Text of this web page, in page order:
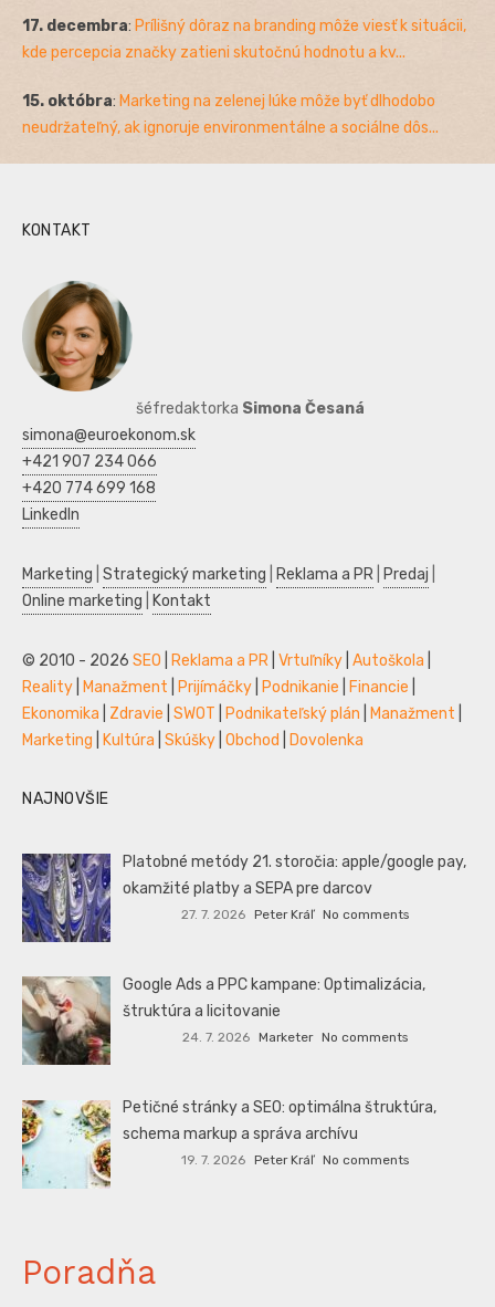
17. decembra: Prílišný dôraz na branding môže viesť k situácii,
kde percepcia značky zatieni skutočnú hodnotu a kv...
15. októbra: Marketing na zelenej lúke môže byť dlhodobo
neudržateľný, ak ignoruje environmentálne a sociálne dôs...
KONTAKT
šéfredaktorka Simona Česaná
simona@euroekonom.sk
+421 907 234 066
+420 774 699 168
LinkedIn
Marketing Strategický marketing Reklama a PR Predaj
Online marketing
Kontakt
© 2010 - 2026 SEO Reklama a PR Vrtuľníky Autoškola
Reality
Manažment Prijímáčky Podnikanie Financie
Ekonomika
Zdravie SWOT Podnikateľský plán Manažment
Marketing
Kultúra Skúšky Obchod Dovolenka
NAJNOVŠIE
Platobné metódy 21. storočia: apple/google pay,
okamžité platby a SEPA pre darcov
27. 7. 2026 Peter Kráľ No comments
Google Ads a PPC kampane: Optimalizácia,
štruktúra a licitovanie
24. 7. 2026 Marketer No comments
Petičné stránky a SEO: optimálna štruktúra,
schema markup a správa archívu
19. 7. 2026 Peter Kráľ No comments
Poradňa